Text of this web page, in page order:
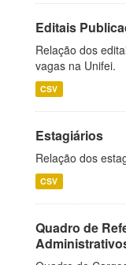
Editais
Relação dos
vagas na Unifei.
CSV
Estagiários
Relação dos
CSV
Quadro de